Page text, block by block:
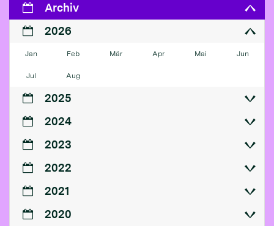
Archiv
2026
Jan Feb Mär Apr Mai Jun
Jul Aug
2025
2024
2023
2022
2021
2020